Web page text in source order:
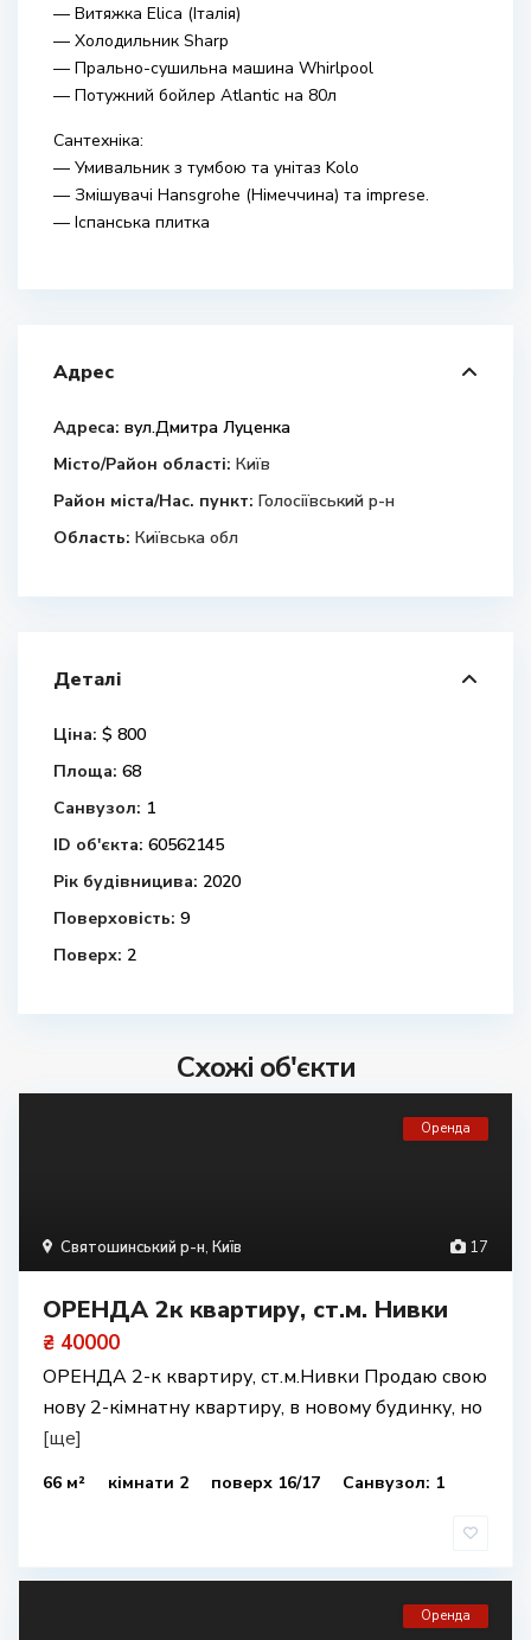
— Витяжка Elica (Італія)
— Холодильник Sharp
— Прально-сушильна машина Whirlpool
— Потужний бойлер Atlantic на 80л
Сантехніка:
— Умивальник з тумбою та унітаз Kolo
— Змішувачі Hansgrohe (Німеччина) та imprese.
— Іспанська плитка
Адрес
Адреса: вул.Дмитра Луценка
Місто/Район області: Київ
Район міста/Нас. пункт: Голосіївський р-н
Область: Київська обл
Деталі
Ціна: $ 800
Площа: 68
Санвузол: 1
ID об'єкта: 60562145
Рік будівницива: 2020
Поверховість: 9
Поверх: 2
Схожі об'єкти
17
Святошинський р-н, Київ
Оренда
ОРЕНДА 2к квартиру, ст.м. Нивки
₴ 40000
ОРЕНДА 2-к квартиру, ст.м.Нивки Продаю свою
нову 2-кімнатну квартиру, в новому будинку, но
[ще]
66 м² кімнати 2 поверх 16/17 Санвузол: 1
Оренда